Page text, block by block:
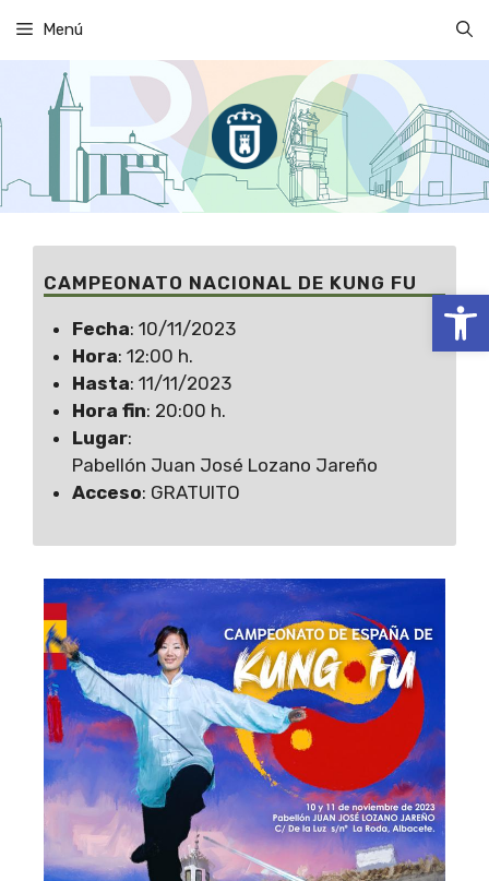
Abrir
contenido
Menú
CAMPEONATO NACIONAL DE KUNG FU
Fecha: 10/11/2023
Hora: 12:00 h.
Hasta: 11/11/2023
Hora fin: 20:00 h.
Lugar:
Pabellón Juan José Lozano Jareño
Acceso: GRATUITO